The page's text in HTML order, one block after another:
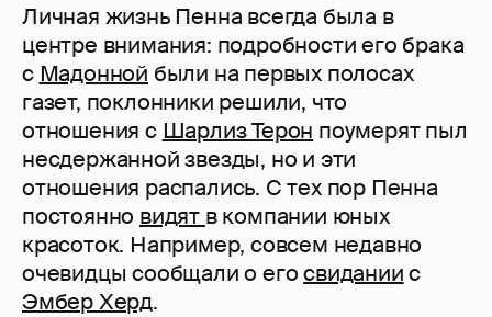
Личная жизнь Пенна всегда была в
центре внимания: подробности его брака
с Мадонной были на первых полосах
газет, поклонники решили, что
отношения с Шарлиз Терон поумерят пыл
несдержанной звезды, но и эти
отношения распались. С тех пор Пенна
постоянно видят в компании юных
красоток. Например, совсем недавно
очевидцы сообщали о егосвиданиис
Эмбер Херд.